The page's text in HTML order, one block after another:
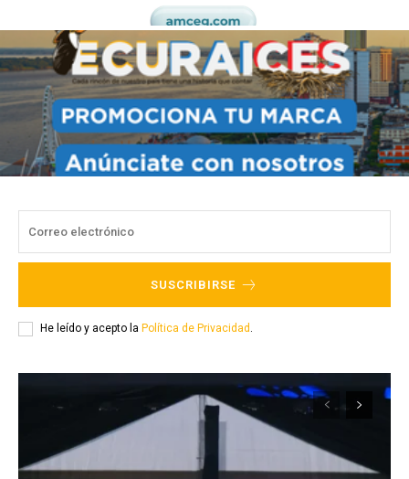
SUSCRIBIRSE
He leído y acepto la Política de Privacidad .